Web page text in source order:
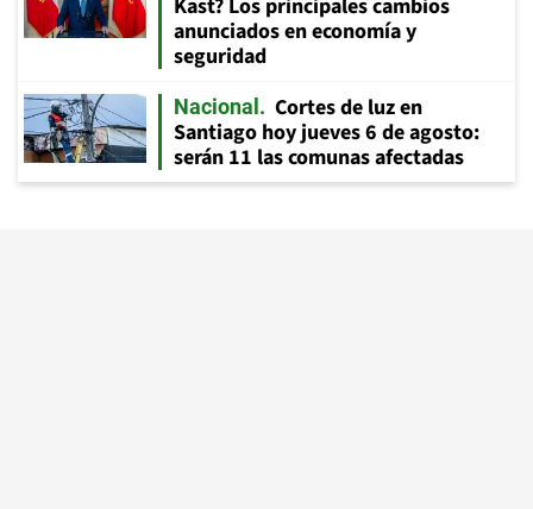
Kast? Los principales cambios
anunciados en economía y
seguridad
Nacional
Cortes de luz en
Santiago hoy jueves 6 de agosto:
serán 11 las comunas afectadas